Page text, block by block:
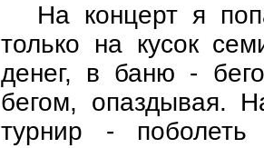
На концерт я
только на кусок
денег, в баню -
бегом, опаздывая.
турнир -